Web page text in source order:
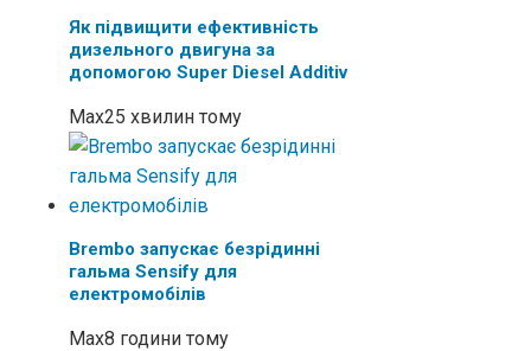
Як підвищити ефективність
дизельного двигуна за
допомогою Super Diesel Additiv
Max25 хвилин тому
Brembo запускає безрідинні
гальма Sensify для
електромобілів
Max8 години тому